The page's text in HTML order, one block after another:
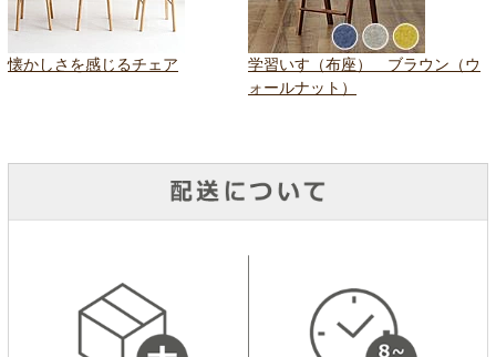
懐かしさを感じるチェア
学習いす（布座） ブラウン（ウ
ォールナット）